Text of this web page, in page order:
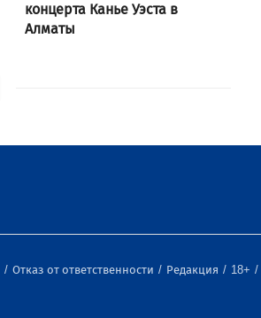
концерта Канье Уэста в
Алматы
Отказ от ответственности Редакция 18+